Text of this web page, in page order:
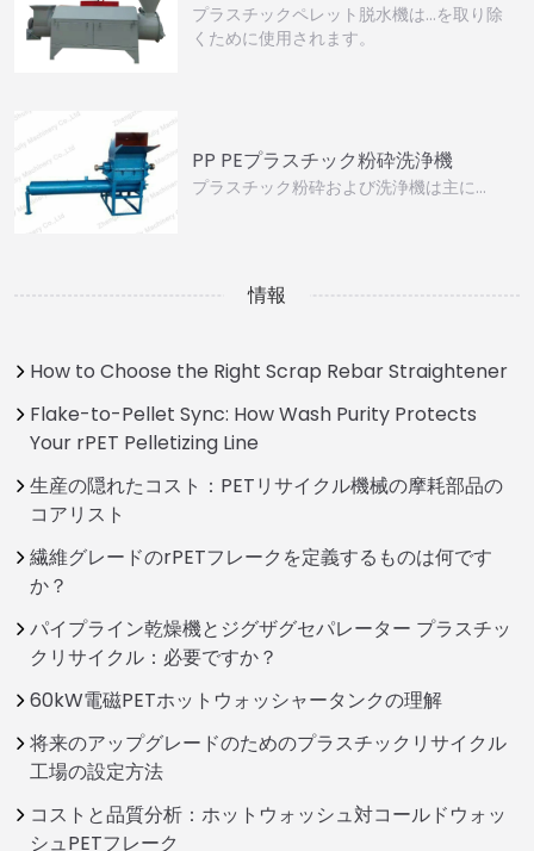
プラスチックペレット脱水機は…を取り除
くために使用されます。
PP PEプラスチック粉砕洗浄機
プラスチック粉砕および洗浄機は主に…
情報
How to Choose the Right Scrap Rebar Straightener
Flake-to-Pellet Sync: How Wash Purity Protects
Your rPET Pelletizing Line
生産の隠れたコスト：PETリサイクル機械の摩耗部品の
コアリスト
繊維グレードのrPETフレークを定義するものは何です
か？
パイプライン乾燥機とジグザグセパレーター プラスチッ
クリサイクル：必要ですか？
60kW電磁PETホットウォッシャータンクの理解
将来のアップグレードのためのプラスチックリサイクル
工場の設定方法
コストと品質分析：ホットウォッシュ対コールドウォッ
シュPETフレーク